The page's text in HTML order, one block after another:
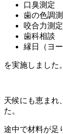
口臭測定
歯の色調
咬合力測
歯科相談
縁日（ヨ
を実施しました。
天候にも恵まれ
た。
途中で材料が足